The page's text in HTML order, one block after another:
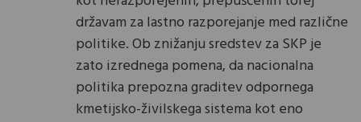
državam za lastno razporejanje med različne
politike. Ob znižanju sredstev za SKP je
zato izrednega pomena, da nacionalna
politika prepozna graditev odpornega
kmetijsko-živilskega sistema kot eno